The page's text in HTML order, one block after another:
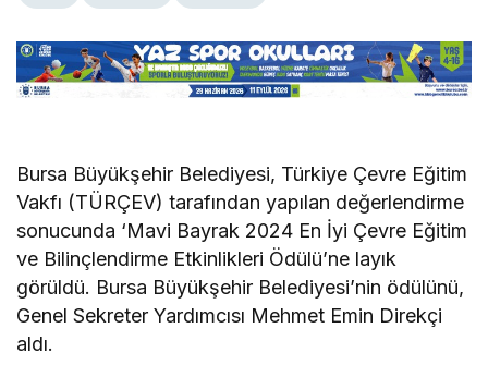
Bursa Büyükşehir Belediyesi, Türkiye Çevre Eğitim
Vakfı (TÜRÇEV) tarafından yapılan değerlendirme
sonucunda ‘Mavi Bayrak 2024 En İyi Çevre Eğitim
ve Bilinçlendirme Etkinlikleri Ödülü’ne layık
görüldü. Bursa Büyükşehir Belediyesi’nin ödülünü,
Genel Sekreter Yardımcısı Mehmet Emin Direkçi
aldı.